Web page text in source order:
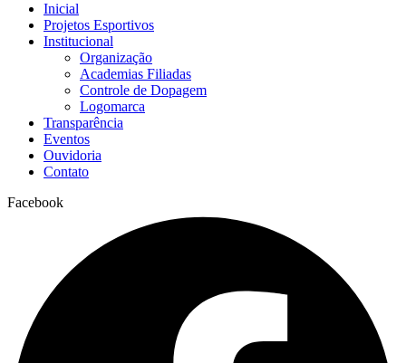
Inicial
Projetos Esportivos
Institucional
Organização
Academias Filiadas
Controle de Dopagem
Logomarca
Transparência
Eventos
Ouvidoria
Contato
Facebook